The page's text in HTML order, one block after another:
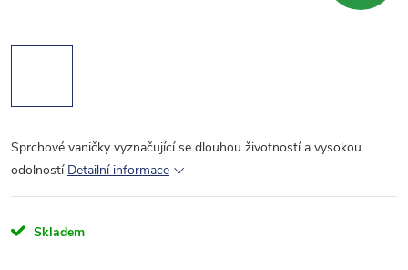
Sprchové vaničky vyznačující se dlouhou životností a vysokou
odolností Detailní informace
Skladem